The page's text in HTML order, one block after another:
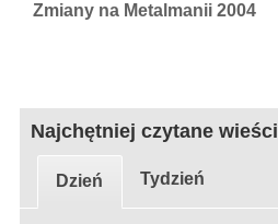
Zmiany na Metalmanii 2004
Najchętniej czytane wieści
Dzień Tydzień